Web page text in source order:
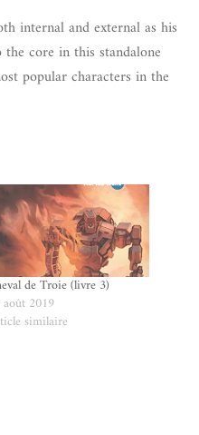
internal and external as his
core in this standalone
popular characters in the
de Troie (livre 3)
2019
similaire